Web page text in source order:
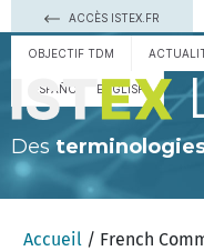
ACCÈS ISTEX.FR
OBJECTIF TDM
ESPAÑOL ENGLISH
Des
Accueil / French